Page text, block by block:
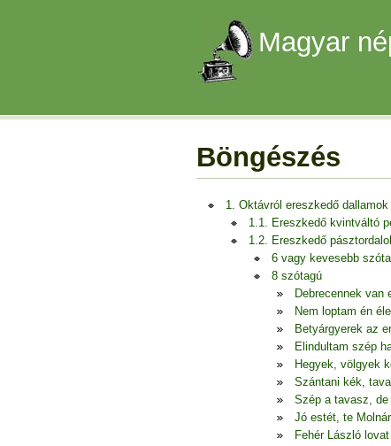
Magyar
Böngészés
1. Oktávról ereszkedő dallamok
1.1. Ereszkedő kvintváltó
1.2. Ereszkedő
6 vagy kevesebb
8 szótagú
Debrecennek van
Nem loptam én
Betyárgyerek az
Elindultam szép
Hegyek, völgyek
Szántani kék,
Szép a tavasz,
Jó estét, te
Fehér László